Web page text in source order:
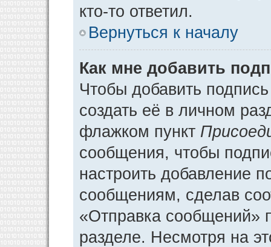
кто-то ответил.
Вернуться к началу
Как мне добавить
Чтобы добавить
создать её в личном
флажком пункт
сообщения, чтобы
настроить добавление
сообщениям, сделав
«Отправка сообщений»
разделе. Несмотря на